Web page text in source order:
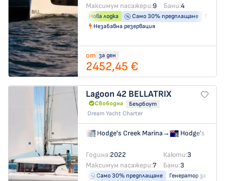
Максимум пасажери:9 Бани:4
Нова лодка Само 30% предплащане
Незабавна резервация
от за ден
2452,45 €
Lagoon 42 BELLATRIX
Свободна
Беърбоут
Dream Yacht Charter
Hodge's Creek Marina→ Hodge's
Година:2022 Каюти:3
Максимум пасажери:7 Бани:3
Само 30% предплащане
Генератор за ток